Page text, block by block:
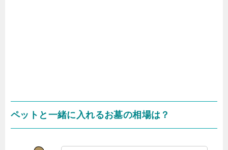
ペットと一緒に入れるお墓の相場は？